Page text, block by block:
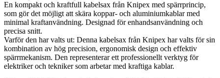
En kompakt och kraftfull kabelsax från Knipex med spärrprincip,
som gör det möjligt att skära koppar- och aluminiumkablar med
minimal kraftanvändning. Designad för enhandsanvändning och
precisa snitt.
Varför den har valts ut: Denna kabelsax från Knipex har valts för sin
kombination av hög precision, ergonomisk design och effektiv
spärrmekanism. Den representerar ett professionellt verktyg för
elektriker och tekniker som arbetar med kraftiga kablar.